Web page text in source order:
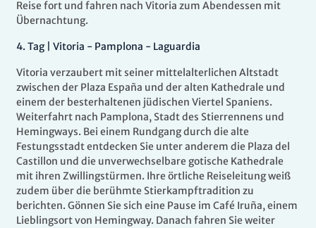
Reise fort und fahren nach Vitoria zum Abendessen mit
Übernachtung.
4. Tag | Vitoria - Pamplona - Laguardia
Vitoria verzaubert mit seiner mittelalterlichen Altstadt
zwischen der Plaza España und der alten Kathedrale und
einem der besterhaltenen jüdischen Viertel Spaniens.
Weiterfahrt nach Pamplona, Stadt des Stierrennens und
Hemingways. Bei einem Rundgang durch die alte
Festungsstadt entdecken Sie unter anderem die Plaza del
Castillon und die unverwechselbare gotische Kathedrale
mit ihren Zwillingstürmen. Ihre örtliche Reiseleitung weiß
zudem über die berühmte Stierkampftradition zu
berichten. Gönnen Sie sich eine Pause im Café Iruña, einem
Lieblingsort von Hemingway. Danach fahren Sie weiter